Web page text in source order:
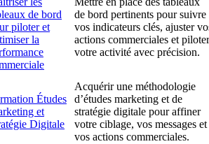
de bord
piloter et
la
de bord pertinents pour suivre
vos indicateurs clés, ajuster
actions commerciales et piloter
votre activité avec précision.
Études
et
Digitale
Acquérir une méthodologie
d’études marketing et de
stratégie digitale pour affiner
votre ciblage, vos messages et
vos actions commerciales.